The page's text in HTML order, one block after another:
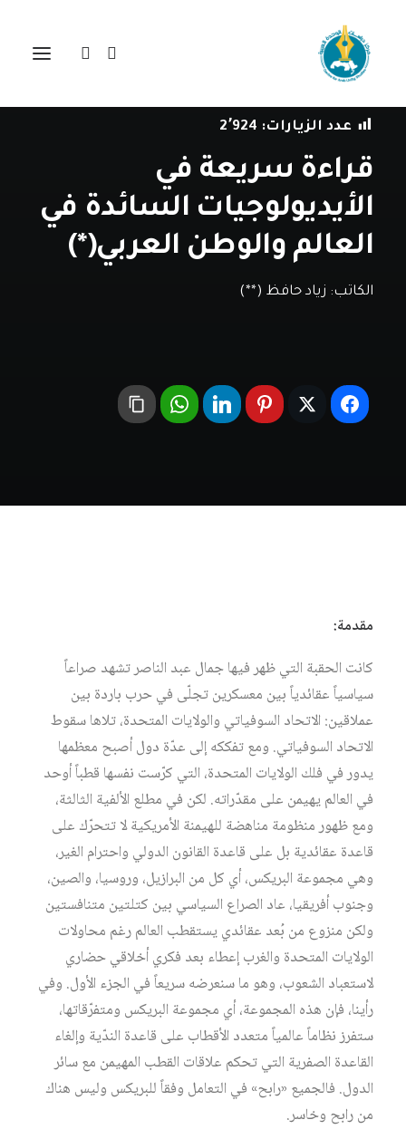
فيدراسات
عدد الزيارات: 2٬924
قراءة سريعة في
الأيديولوجيات السائدة في
العالم والوطن العربي(*)
الكاتب: زياد حافظ (**)
مقدمة:
كانت الحقبة التي ظهر فيها جمال عبد الناصر تشهد صراعاً
سياسياً عقائدياً بين معسكرين تجلّى في حرب باردة بين
عملاقين: الاتحاد السوفياتي والولايات المتحدة، تلاها سقوط
الاتحاد السوفياتي. ومع تفككه إلى عدّة دول أصبح معظمها
يدور في فلك الولايات المتحدة، التي كرّست نفسها قطباً أوحد
في العالم يهيمن على مقدّراته. لكن في مطلع الألفية الثالثة،
ومع ظهور منظومة مناهضة للهيمنة الأمريكية لا تتحرّك على
قاعدة عقائدية بل على قاعدة القانون الدولي واحترام الغير،
وهي مجموعة البريكس، أي كل من البرازيل، وروسيا، والصين،
وجنوب أفريقيا، عاد الصراع السياسي بين كتلتين متنافستين
ولكن منزوع من بُعد عقائدي يستقطب العالم رغم محاولات
الولايات المتحدة والغرب إعطاء بعد فكري أخلاقي حضاري
لاستعباد الشعوب، وهو ما سنعرضه سريعاً في الجزء الأول. وفي
رأينا، فإن هذه المجموعة، أي مجموعة البريكس ومتفرّقاتها،
ستفرز نظاماً عالمياً متعدد الأقطاب على قاعدة الندّية وإلغاء
القاعدة الصفرية التي تحكم علاقات القطب المهيمن مع سائر
الدول. فالجميع «رابح» في التعامل وفقاً للبريكس وليس هناك
من رابح وخاسر.